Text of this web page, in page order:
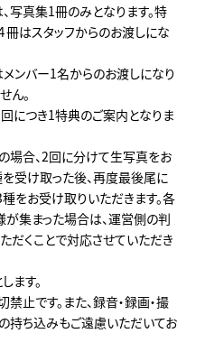
写真集1冊のみとなります。特
はスタッフからのお渡しにな
ンバー1名からのお渡しになり
ん。
につき1特典のご案内となりま
場合、2回に分けて生写真をお
受け取った後、再度最後尾に
をお受け取りいただきます。各
集まった場合は、運営側の判
だくことで対応させていただき
ます。
止です。また、録音・録画・撮
持ち込みもご遠慮いただいてお